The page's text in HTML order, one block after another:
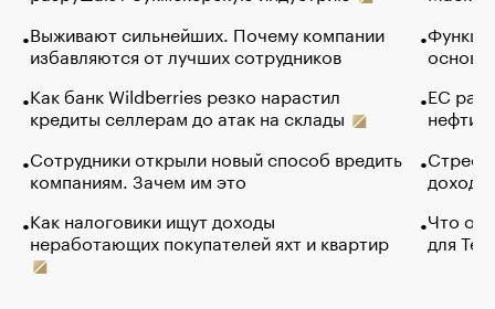
Выживают сильнейших. Почему компании
избавляются от лучших сотрудников
Как банк Wildberries резко нарастил
кредиты селлерам до атак на склады
Сотрудники открыли новый способ вредить
компаниям. Зачем им это
Как налоговики ищут доходы
неработающих покупателей яхт и квартир
основ
ЕС
нефти
Что
для